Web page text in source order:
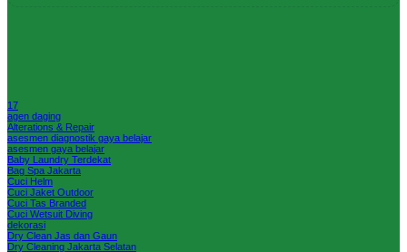
17
agen daging
Alterations & Repair
asesmen diagnostik gaya belajar
asesmen gaya belajar
Baby Laundry Terdekat
Bag Spa Jakarta
Cuci Helm
Cuci Jaket Outdoor
Cuci Tas Branded
Cuci Wetsuit Diving
dekorasi
Dry Clean Jas dan Gaun
Dry Cleaning Jakarta Selatan